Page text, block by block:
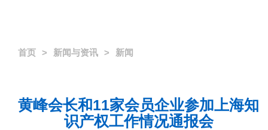
首页 新闻与资讯 新闻
黄峰会长和11家会员企业参加上海知
识产权工作情况通报会